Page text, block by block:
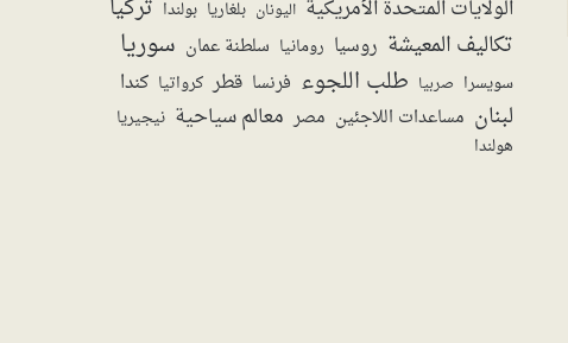
الولايات المتحدة الأمريكية اليونان بلغاريا بولندا تركيا
تكاليف المعيشة روسيا رومانيا سلطنة عمان سوريا
سويسرا صربيا طلب اللجوء فرنسا قطر كرواتيا كندا
لبنان مساعدات اللاجئين مصر معالم سياحية نيجيريا
هولندا